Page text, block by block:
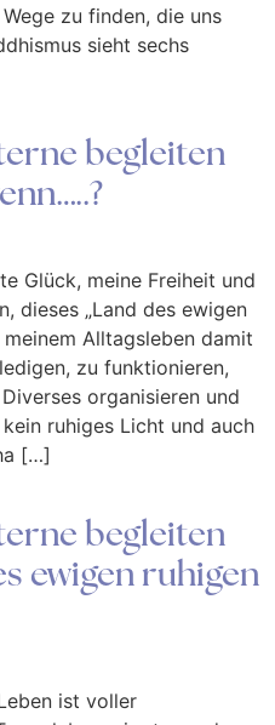
zu finden, die uns
sieht sechs
begleiten
Glück, meine Freiheit und
dieses „Land des ewigen
meinem Alltagsleben damit
zu funktionieren,
organisieren und
ruhiges Licht und auch
[…]
begleiten
ewigen ruhigen
ist voller